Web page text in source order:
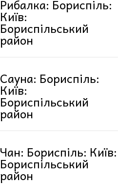
Рибалка: Бориспіль:
Київ:
Бориспільський
район
Сауна: Бориспіль:
Київ:
Бориспільський
район
Чан: Бориспіль: Київ:
Бориспільський
район